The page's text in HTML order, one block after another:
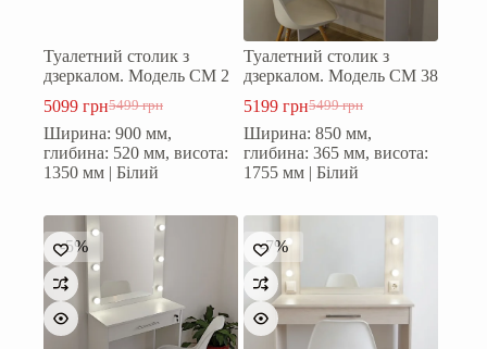
Туалетний столик з
дзеркалом. Модель СМ 2
5499грн
Оригінальна
ціна:
5499 грн.
5099 грнПоточна
ціна:
5099 грн.
Ширина: 900 мм,
глибина: 520 мм, висота:
1350 мм | Білий
Туалетний столик з
дзеркалом. Модель СМ 38
5499грн
Оригінальна
ціна:
5499 грн.
5199грнПоточна
ціна:
5199 грн.
Ширина: 850 мм,
глибина: 365 мм, висота:
1755 мм | Білий
-5% -7%